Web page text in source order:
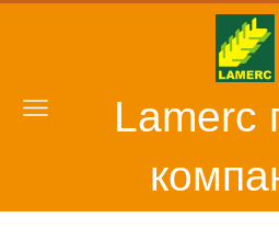
Lamerc